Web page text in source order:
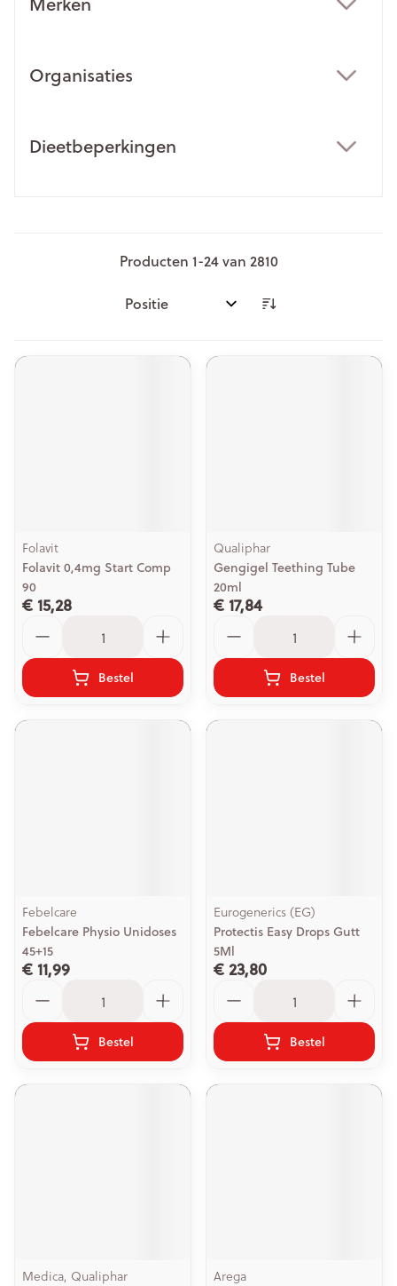
Organisaties
Dieetbeperkingen
Producten 1-24van 2810
Sorteer op:
Folavit
Folavit 0,4mg Start Comp
90
€ 15,28
Bestel
Qualiphar
Gengigel Teething Tube
20ml
€ 17,84
Bestel
Febelcare
Febelcare Physio Unidoses
45+15
€ 11,99
Bestel
Eurogenerics (EG)
Protectis Easy Drops Gutt
5Ml
€ 23,80
Bestel
Medica, Qualiphar Arega